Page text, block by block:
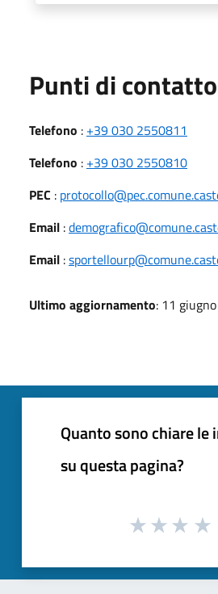
Punti di contatto
Telefono : +39 030 2550811
Telefono : +39 030 2550810
PEC :
Email :
Email :
Ultimo aggiornamento: 11
Quanto sono chiare
su questa pagina?